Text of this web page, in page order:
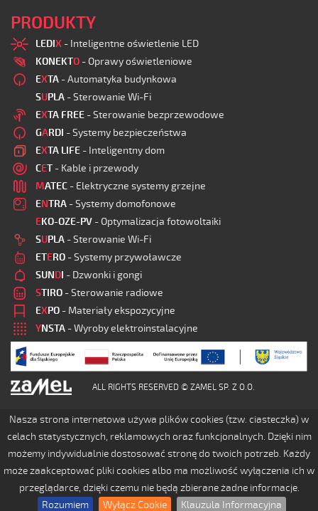
PRODUKTY
LEDIX - Inteligentne oświetlenie LED
KONEKTO - Oprawy oświetleniowe
EXTA - Automatyka budynkowa
SUPLA - Sterowanie Wi-Fi
EXTA FREE - Sterowanie bezprzewodowe
GARDI - Systemy bezpieczeństwa
EXTA LIFE - Inteligentny dom
CET - Kable i przewody
MATEC - Elektryczne systemy grzejne
ENTRA - Systemy domofonowe
EKO-OZE-PV - Optymalizacja fotowoltaiki
SUPLA - Sterowanie Wi-Fi
ETERO - Systemy przywoławcze
SUNDI - Dzwonki i gongi
STIRO - Sterowanie radiowe
EXPO - Materiały ekspozycyjne
YNSTA - Wyroby elektroinstalacyjne
ALL RIGHTS RESERVED © ZAMEL SP. Z O.O.
Nasza strona internetowa używa plików cookies (tzw. ciasteczka) w
celach statystycznych, reklamowych oraz funkcjonalnych. Dzięki nim
możemy indywidualnie dostosować stronę do twoich potrzeb. Każdy
może zaakceptować pliki cookies albo ma możliwość wyłączenia ich w
przeglądarce, dzięki czemu nie będą zbierane żadne informacje.
Rozumiem
Wyłącz Cookie Klauzula Informacyjna